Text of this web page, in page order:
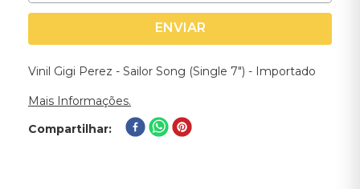
ENVIAR
Vinil Gigi Perez - Sailor Song (Single 7") - Importado
Mais Informações.
Compartilhar